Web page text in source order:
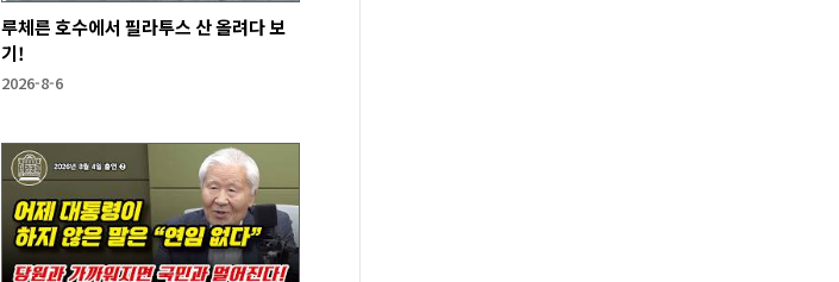
루체른 호수에서 필라투스 산 올려다 보
기!
2026-8-6